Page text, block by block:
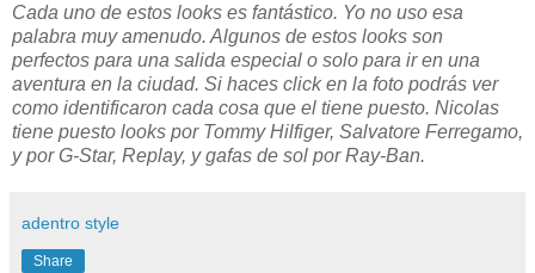
Cada uno de estos looks es fantástico. Yo no uso esa
palabra muy amenudo. Algunos de estos looks son
perfectos para una salida especial o solo para ir en una
aventura en la ciudad. Si haces click en la foto podrás ver
como identificaron cada cosa que el tiene puesto. Nicolas
tiene puesto looks por Tommy Hilfiger, Salvatore Ferregamo,
y por G-Star, Replay, y gafas de sol por Ray-Ban.
adentro style
Share